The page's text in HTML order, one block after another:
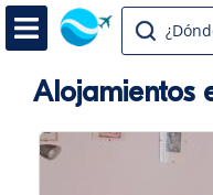
Alojamientos